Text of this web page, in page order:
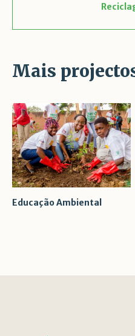
Mais
Educação Ambiental